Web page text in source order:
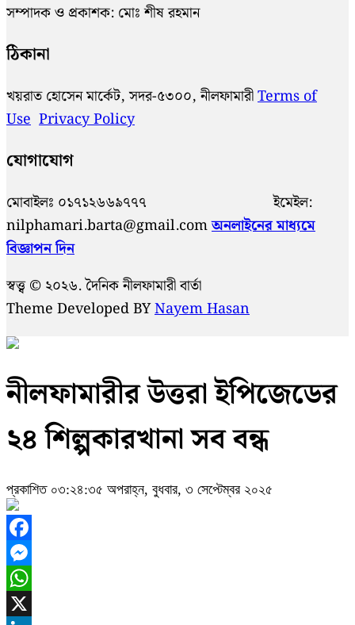
সম্পাদক ও প্রকাশক: মোঃ শীষ রহমান
ঠিকানা
খয়রাত হোসেন মার্কেট, সদর-৫৩০০, নীলফামারীTerms of
Use Privacy Policy
যোগাযোগ
মোবাইলঃ ০১৭১২৬৬৯৭৭৭ ইমেইল:
nilphamari.barta@gmail.comঅনলাইনের মাধ্যমে
বিজ্ঞাপন দিন
স্বত্ত্ব © ২০২৬. দৈনিক নীলফামারী বার্তা
Theme Developed BYNayem Hasan
নীলফামারীর উত্তরা ইপিজেডের
২৪ শিল্পকারখানা সব বন্ধ
প্রকাশিত ০৩:২৪:৩৫ অপরাহ্ন, বুধবার, ৩ সেপ্টেম্বর ২০২৫
Facebook
Messenger
WhatsApp